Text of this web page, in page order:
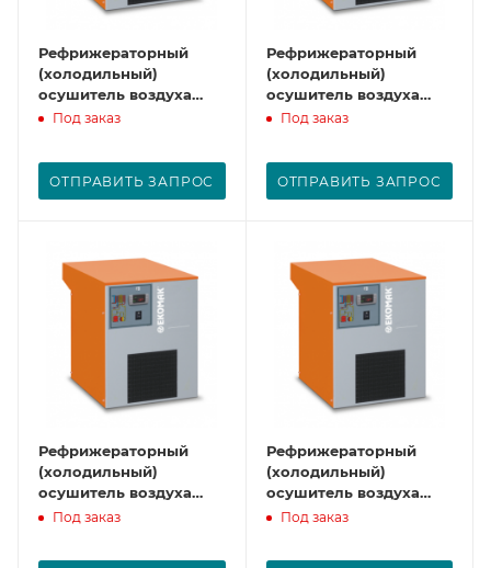
Рефрижераторный
(холодильный)
осушитель воздуха
CAD 11
Под заказ
ОТПРАВИТЬ ЗАПРОС
Рефрижераторный
(холодильный)
осушитель воздуха
CAD 15
Под заказ
ОТПРАВИТЬ ЗАПРОС
Рефрижераторный
(холодильный)
осушитель воздуха
CAD 21
Под заказ
Рефрижераторный
(холодильный)
осушитель воздуха
CAD 30
Под заказ